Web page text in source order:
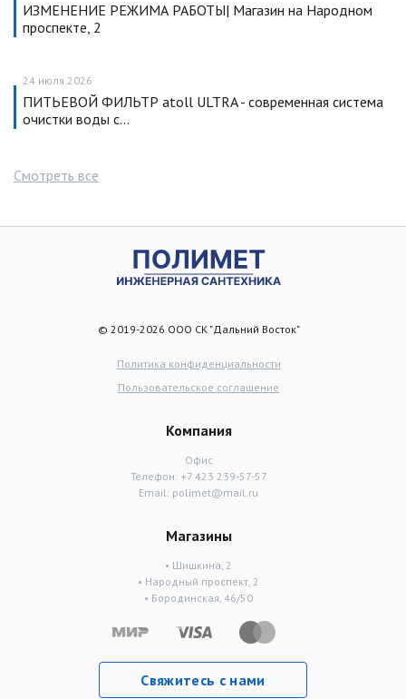
ИЗМЕНЕНИЕ РЕЖИМА РАБОТЫ| Магазин на Народном
проспекте, 2
24 июля 2026
ПИТЬЕВОЙ ФИЛЬТР atoll ULTRA - современная система
очистки воды с…
Смотреть все
© 2019-2026 ООО СК "Дальний Восток"
Политика конфиденциальности
Пользовательское соглашение
Компания
Офис
Телефон: +7 423 239-57-57
Email: polimet@mail.ru
Магазины
• Шишкина, 2
• Народный проспект, 2
• Бородинская, 46/50
Свяжитесь с нами